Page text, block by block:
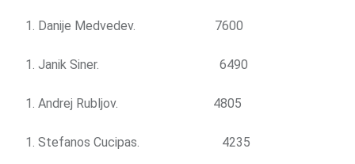
Danije Medvedev. 7600
Janik Siner. 6490
Andrej Rubljov. 4805
Stefanos Cucipas. 4235